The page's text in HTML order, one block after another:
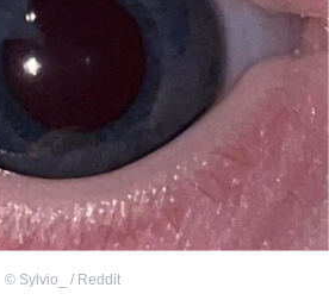
© Sylvio_ / Reddit